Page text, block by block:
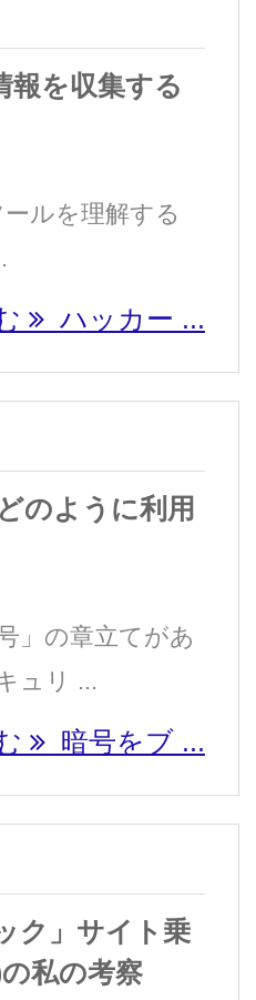
報を収集する
ルを理解する
ハッカー ...
のように利用
」の章立てがあ
ュリ ...
暗号をブ ...
ク」サイト乗
私の考察